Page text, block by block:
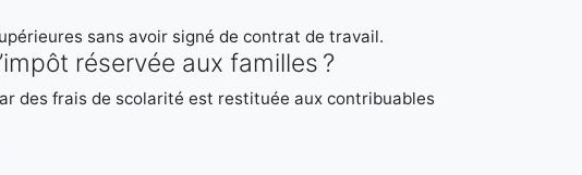
sans avoir signé de contrat de travail.
réservée aux familles ?
des frais de scolarité est restituée aux contribuables